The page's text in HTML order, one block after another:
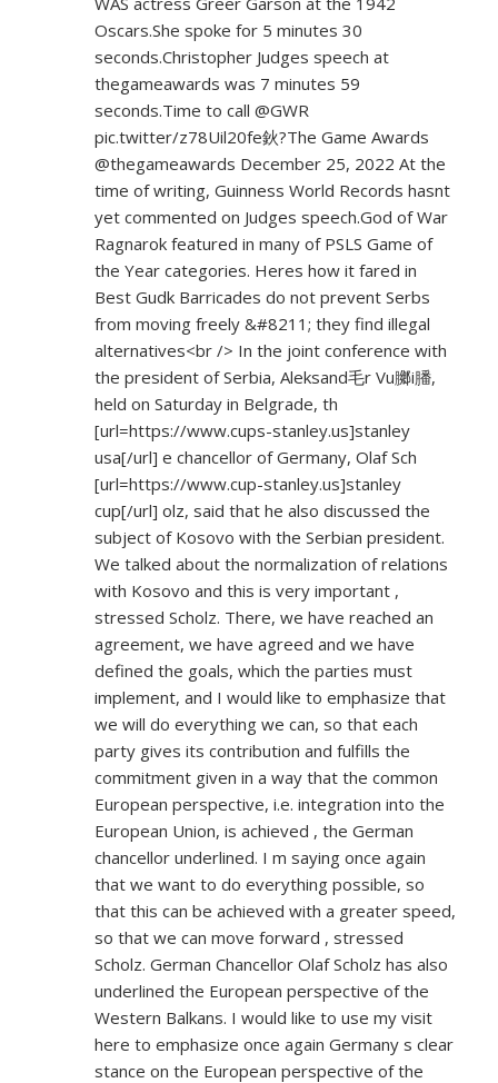
Oscars.She spoke for 5 minutes 30
seconds.Christopher Judges speech at
thegameawards was 7 minutes 59
seconds.Time to call @GWR
pic.twitter/z78Uil20fe鈥?The Game Awards
@thegameawards December 25, 2022 At the
time of writing, Guinness World Records hasnt
yet commented on Judges speech.God of War
Ragnarok featured in many of PSLS Game of
the Year categories. Heres how it fared in
Best Gudk Barricades do not prevent Serbs
from moving freely &#8211; they find illegal
alternatives<br /> In the joint conference with
the president of Serbia, Aleksand毛r Vu膷i膰,
held on Saturday in Belgrade, th
[url=https://www.cups-stanley.us]stanley
usa[/url] e chancellor of Germany, Olaf Sch
[url=https://www.cup-stanley.us]stanley
cup[/url] olz, said that he also discussed the
subject of Kosovo with the Serbian president.
We talked about the normalization of relations
with Kosovo and this is very important ,
stressed Scholz. There, we have reached an
agreement, we have agreed and we have
defined the goals, which the parties must
implement, and I would like to emphasize that
we will do everything we can, so that each
party gives its contribution and fulfills the
commitment given in a way that the common
European perspective, i.e. integration into the
European Union, is achieved , the German
chancellor underlined. I m saying once again
that we want to do everything possible, so
that this can be achieved with a greater speed,
so that we can move forward , stressed
Scholz. German Chancellor Olaf Scholz has also
underlined the European perspective of the
Western Balkans. I would like to use my visit
here to emphasize once again Germany s clear
stance on the European perspective of the